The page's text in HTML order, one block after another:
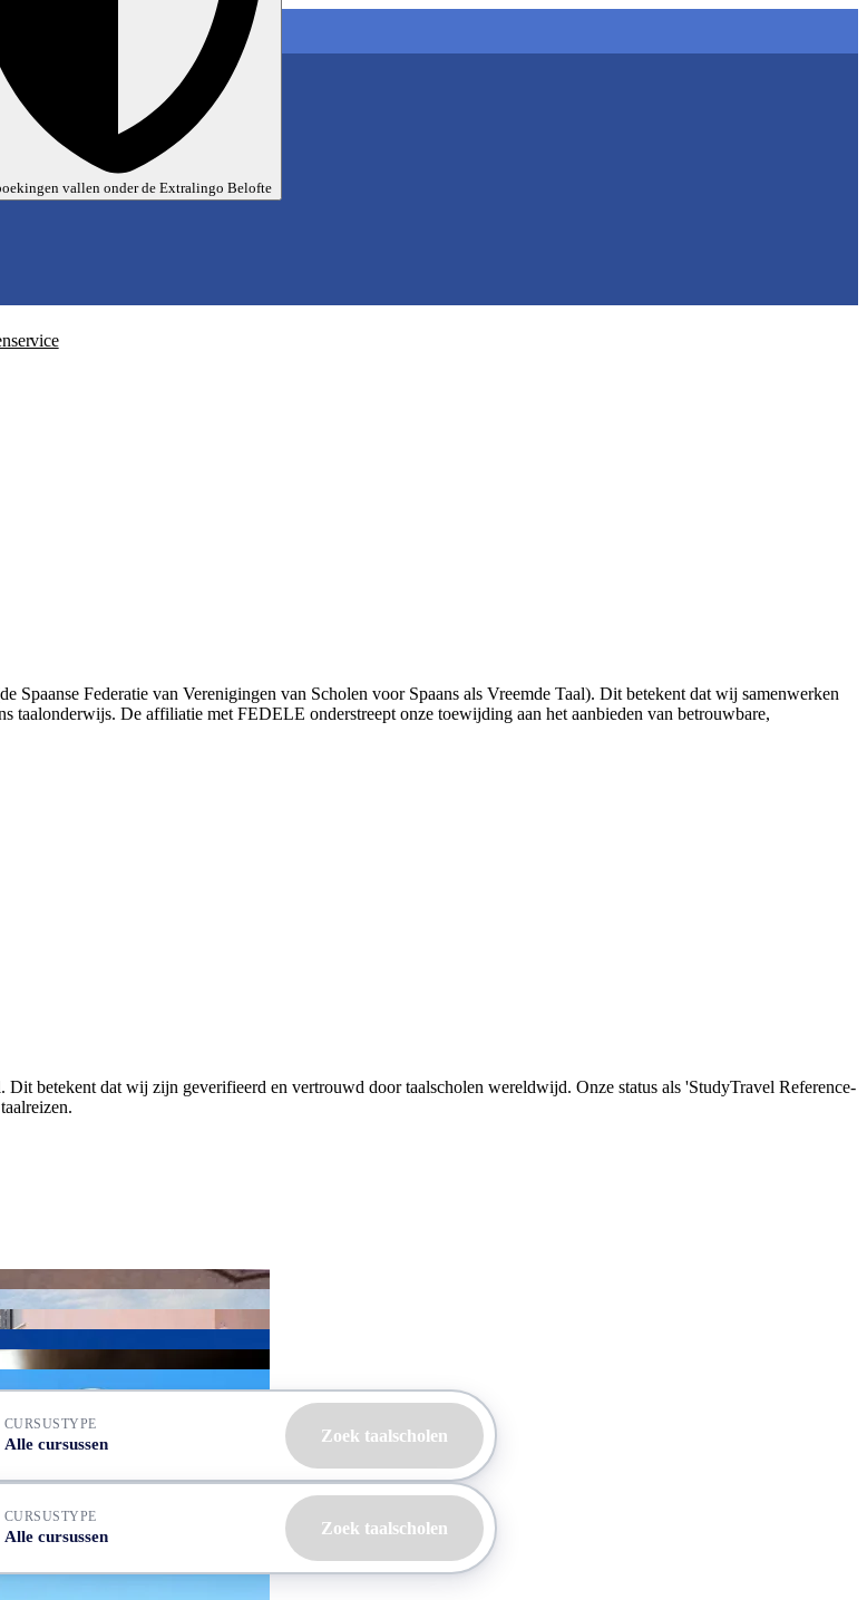
vallen onder de Extralingo Belofte
taalreizen
EUR
Federatie van Verenigingen van Scholen voor Spaans als Vreemde Taal). Dit betekent dat wij samenwerken
taalonderwijs. De affiliatie met FEDELE onderstreept onze toewijding aan het aanbieden van betrouwbare,
betekent dat wij zijn geverifieerd en vertrouwd door taalscholen wereldwijd. Onze status als 'StudyTravel Reference-
CURSUSTYPE
Alle cursussen Zoek taalscholen
CURSUSTYPE
Alle cursussen Zoek taalscholen